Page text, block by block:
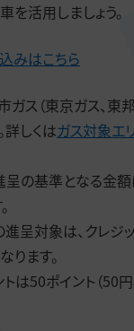
を活用しましょう。
みはこちら
ガス（東京ガス、東
詳しくはガス対象エ
呈の基準となる金
進呈対象は、クレジ
ります。
トは50ポイント（50